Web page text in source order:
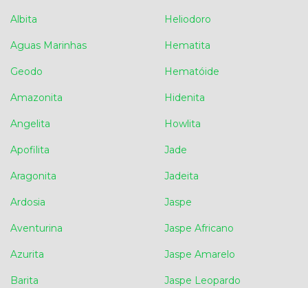
Albita
Aguas Marinhas
Geodo
Amazonita
Angelita
Apofilita
Aragonita
Ardosia
Aventurina
Azurita
Barita
Heliodoro
Hematita
Hematóide
Hidenita
Howlita
Jade
Jadeita
Jaspe
Jaspe Africano
Jaspe Amarelo
Jaspe Leopardo